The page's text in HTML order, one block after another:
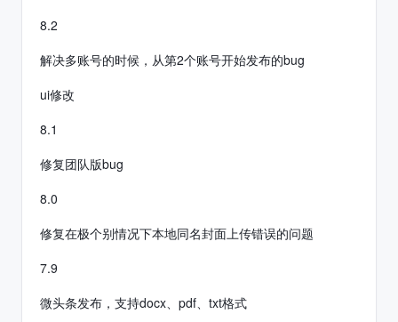
8.2
解决多账号的时候，从第2个账号开始发布的bug
ui修改
8.1
修复团队版bug
8.0
修复在极个别情况下本地同名封面上传错误的问题
7.9
微头条发布，支持docx、pdf、txt格式